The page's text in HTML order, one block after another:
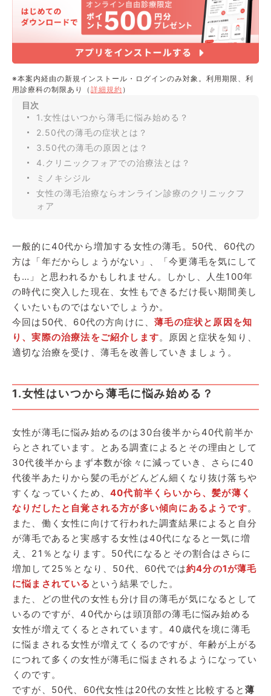
※本案内経由の新規インストール・ログインのみ対象。利用期限、利
用診療科の制限あり（ 詳細規約 ）
目次
1.女性はいつから薄毛に悩み始める？
2.50代の薄毛の症状とは？
3.50代の薄毛の原因とは？
4.クリニックフォアでの治療法とは？
ミノキシジル
女性の薄毛治療ならオンライン診療のクリニックフ
ォア
一般的に40代から増加する女性の薄毛。50代、60代の
方は「年だからしょうがない」、「今更薄毛を気にして
も…」と思われるかもしれません。しかし、人生100年
の時代に突入した現在、女性もできるだけ長い期間美し
くいたいものではないでしょうか。
今回は50代、60代の方向けに、薄毛の症状と原因を知
り、実際の治療法をご紹介します。原因と症状を知り、
適切な治療を受け、薄毛を改善していきましょう。
1.女性はいつから薄毛に悩み始める？
女性が薄毛に悩み始めるのは30台後半から40代前半か
らとされています。とある調査によるとその理由として
30代後半からまず本数が徐々に減っていき、さらに40
代後半あたりから髪の毛がどんどん細くなり抜け落ちや
すくなっていくため、 40代前半くらいから、髪が薄く
なりだしたと自覚される方が多い傾向にあるようです。
また、働く女性に向けて行われた調査結果によると自分
が薄毛であると実感する女性は40代になると一気に増
え、21％となります。50代になるとその割合はさらに
増加して25％となり、50代、60代では約4分の1が薄毛
に悩まされている という結果でした。
また、どの世代の女性も分け目の薄毛が気になるとして
いるのですが、40代からは頭頂部の薄毛に悩み始める
女性が増えてくるとされています。40歳代を境に薄毛
に悩まされる女性が増えてくるのですが、年齢が上がる
につれて多くの女性が薄毛に悩まされるようになってい
くのです。
ですが、50代、60代女性は20代の女性と比較すると薄